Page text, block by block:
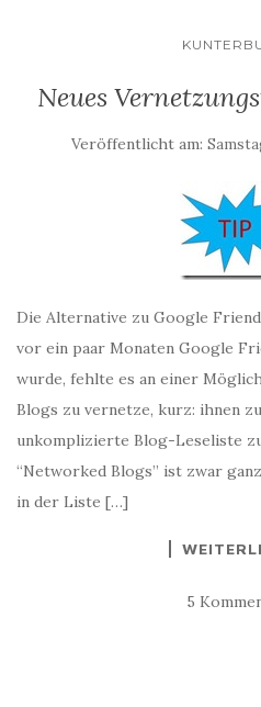
Neues
Veröffentlicht am:
Die Alternative zu Google
vor ein paar Monaten Google
wurde, fehlte es an einer
Blogs zu vernetze, kurz: ihnen
unkomplizierte Blog-Leseliste
“Networked Blogs” ist zwar
in der Liste […]
5